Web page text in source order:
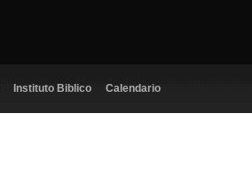
Instituto Biblico Calendario